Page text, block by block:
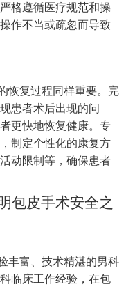
格遵循医疗规范和操
作不当或疏忽而导致
恢复过程同样重要。完
患者术后出现的问
更快地恢复健康。专
制定个性化的康复方
动限制等，确保患者
包皮手术安全之
丰富、技术精湛的男科
临床工作经验，在包